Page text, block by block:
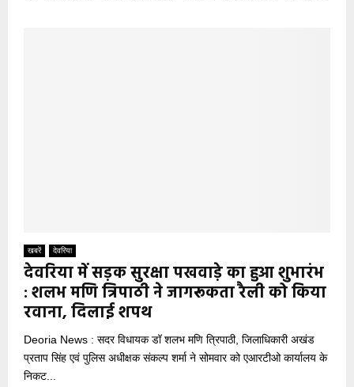
खबरें देवरिया
देवरिया में सड़क सुरक्षा पखवाड़े का हुआ शुभारंभ
: शलभ मणि त्रिपाठी ने जागरूकता रैली को किया
रवाना, दिलाई शपथ
Deoria News : सदर विधायक डॉ शलभ मणि त्रिपाठी, जिलाधिकारी अखंड
प्रताप सिंह एवं पुलिस अधीक्षक संकल्प शर्मा ने सोमवार को एआरटीओ कार्यालय के
निकट...